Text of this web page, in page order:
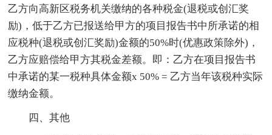
乙方向高新区税务机关缴纳的各种税金(退税或创汇奖
励)，低于乙方已报送给甲方的项目报告书中所承诺的相
应税种(退税或创汇奖励)金额的50%时(优惠政策除外)，
乙方应赔偿给甲方其税金差额。即：乙方在项目报告书
中承诺的某一税种具体金额x 50% = 乙方当年该税种实际
缴纳金额。
四、其他